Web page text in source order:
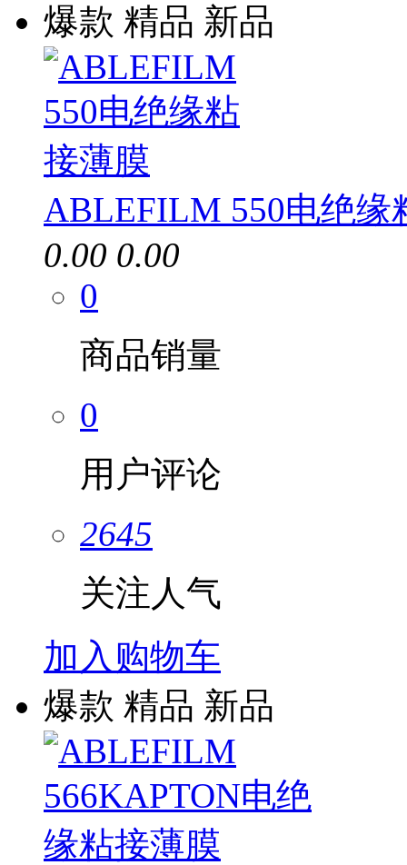
爆款 精品 新品
ABLEFILM 550电绝缘
0.00 0.00
0
商品销量
0
用户评论
2645
关注人气
加入购物车
爆款 精品 新品